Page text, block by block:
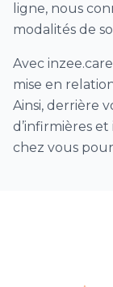
ligne, nous
modalités de
Avec
mise en
Ainsi, derrière
d’infirmières
chez vous pour